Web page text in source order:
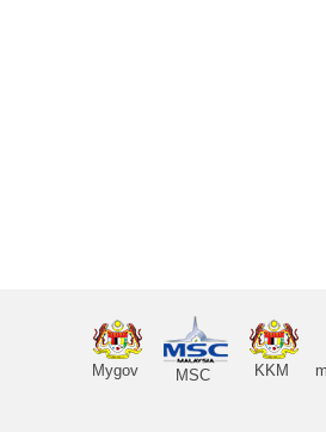
Mygov MSC KKM